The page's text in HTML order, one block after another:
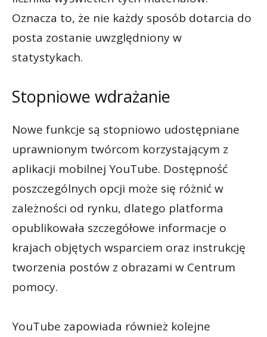
Oznacza to, że nie każdy sposób dotarcia do
posta zostanie uwzględniony w
statystykach.
Stopniowe wdrażanie
Nowe funkcje są stopniowo udostępniane
uprawnionym twórcom korzystającym z
aplikacji mobilnej YouTube. Dostępność
poszczególnych opcji może się różnić w
zależności od rynku, dlatego platforma
opublikowała szczegółowe informacje o
krajach objętych wsparciem oraz instrukcję
tworzenia postów z obrazami w Centrum
pomocy.
YouTube zapowiada również kolejne